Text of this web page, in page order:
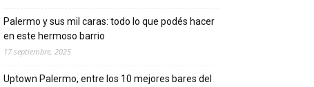
Palermo y sus mil caras: todo lo que podés hacer
en este hermoso barrio
17 septiembre, 2025
Uptown Palermo, entre los 10 mejores bares del